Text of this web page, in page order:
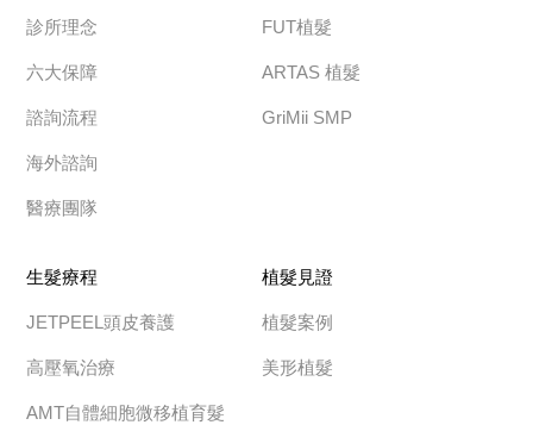
診所理念
六大保障
諮詢流程
海外諮詢
醫療團隊
FUT植髮
ARTAS 植髮
GriMii SMP
生髮療程
JETPEEL頭皮養護
高壓氧治療
AMT自體細胞微移植育髮
植髮見證
植髮案例
美形植髮